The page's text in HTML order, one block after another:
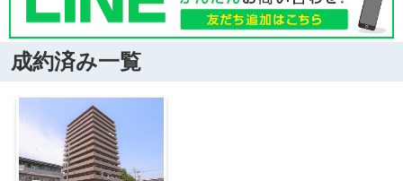
成約済み一覧